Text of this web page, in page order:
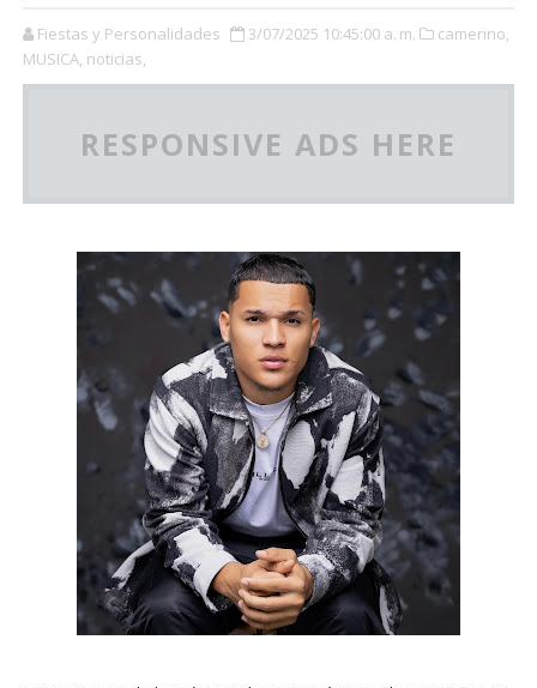
Fiestas y Personalidades 3/07/2025 10:45:00 a. m.
camerino,
MUSICA, noticias,
RESPONSIVE ADS HERE